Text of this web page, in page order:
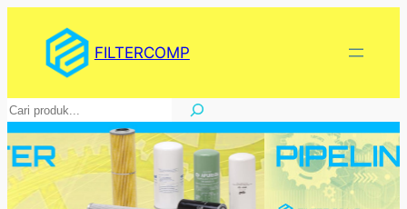
konten
FILTERCOMP
Pencarian